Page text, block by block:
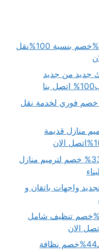
شركة نقل عفش بالرياض بـ45%خصم بنسبة 100%نقل
جديد من جديد
عفش بالرياض بـ45% خصم فوري لخدمة نقل
منازل قديمة
افضل مقاول ترميم الرياض بـ 33% خصم لترميم منازل
واجهات باتقان و
شركة تنظيف فلل بالخرج بـ40%خصم تنظيف شامل
الان
شركة تنظيف وتعقيم بالرياض بـ44%خصم نظافة